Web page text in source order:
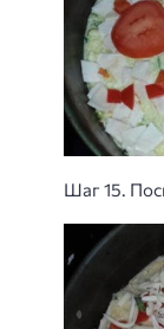
Шаг 15.